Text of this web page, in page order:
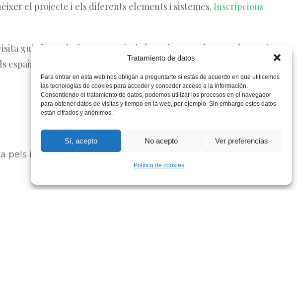
Tratamiento de datos
Para entrar en esta web nos obligan a preguntarte si estás de acuerdo en que utilicemos
las tecnologías de cookies para acceder y conceder acceso a la información.
Consentiendo el tratamiento de datos, podemos utilizar los procesos en el navegador
para obtener datos de visitas y tiempo en la web, por ejemplo. Sin embargo estos datos
están cifrados y anónimos.
Sí, acepto No acepto Ver preferencias
Política de cookies
el projecte i els diferents elements i sistemes. Inscripcions
guiada per la finca. A partir de les 10h ens trobarem a la granja
elements i sistemes que formen part del projecte col·lectiu.
pels infants de 0 a 7 anys